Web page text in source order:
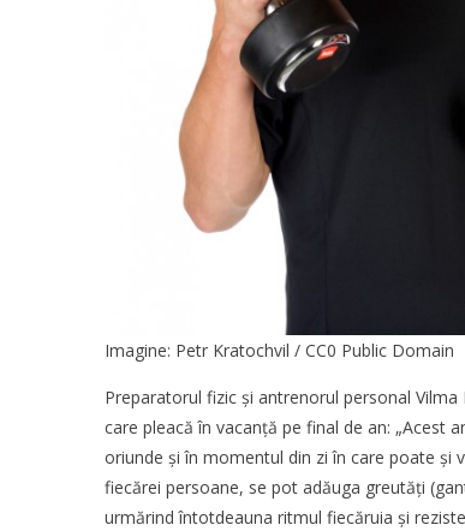
Imagine: Petr Kratochvil / CC0 Public Domain
Preparatorul fizic și antrenorul personal Vilma
care pleacă în vacanță pe final de an: „Acest
oriunde și în momentul din zi în care poate și
fiecărei persoane, se pot adăuga greutăți
urmărind întotdeauna ritmul fiecăruia și